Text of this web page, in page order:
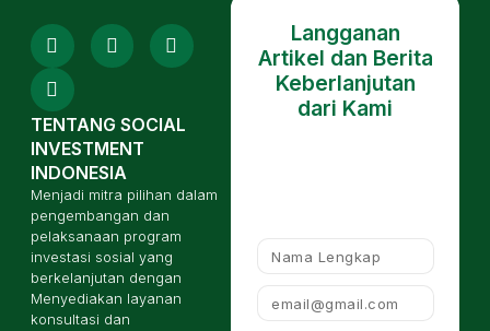
TENTANG SOCIAL
INVESTMENT
INDONESIA
Menjadi mitra pilihan dalam
pengembangan dan
pelaksanaan program
investasi sosial yang
berkelanjutan dengan
Menyediakan layanan
konsultasi dan
Langganan
Artikel dan Berita
Keberlanjutan
dari Kami